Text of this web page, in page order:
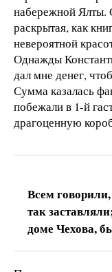
набережной
раскрытая, как
невероятной
Однажды
дал мне денег,
Сумма казалась
побежали в 1-й
драгоценную
Всем
так
доме Чехова,